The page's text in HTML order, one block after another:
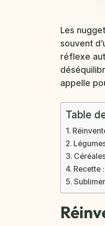
Les
souvent
réflexe
appelle
Table
Recette